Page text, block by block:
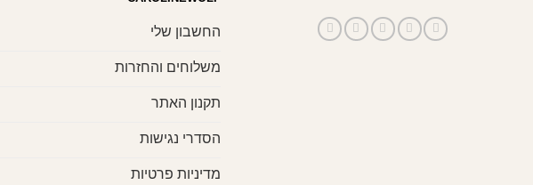
החשבון שלי
משלוחים והחזרות
תקנון האתר
הסדרי נגישות
מדיניות פרטיות